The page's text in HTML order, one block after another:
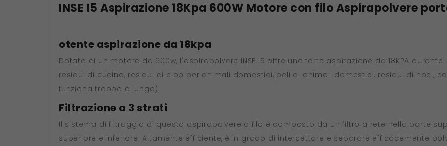
INSE I5 Aspirazione 18Kpa 600W Motore con filo Aspirapolvere
otente aspirazione da 18kpa
Dotato di un motore da 600w, l'aspirapolvere INSE I5 offre una forte aspirazione da 18KPA
residui di cucina, residui di cibo per animali domestici, peli di animali domestici, residui di noci,
funziona troppo a lungo).
Filtrazione a 3 strati
Il sistema di filtraggio di questo aspirapolvere a filo è composto da un filtro a rete nella parte
superiore e inferiore. Altamente efficiente, è in grado di intercettare e separare efficacemente